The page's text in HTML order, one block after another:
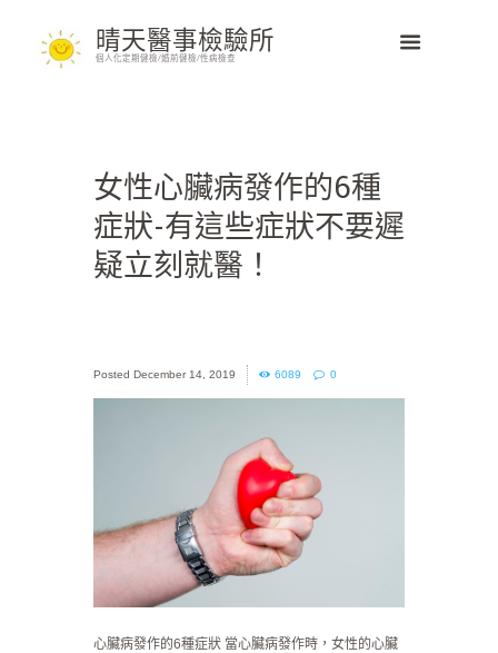
晴天醫事檢驗所
個人化定期健檢/婚前健檢/性病檢查
女性心臟病發作的6種
症狀-有這些症狀不要遲
疑立刻就醫！
December 14, 2019 6089 0
心臟病發作的6種症狀 當心臟病發作時，女性的心臟